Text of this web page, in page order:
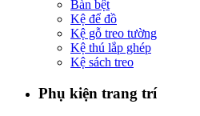
Bàn bệt
Kệ để đồ
Kệ gỗ treo tường
Kệ thú lắp ghép
Kệ sách treo
Phụ kiện trang trí